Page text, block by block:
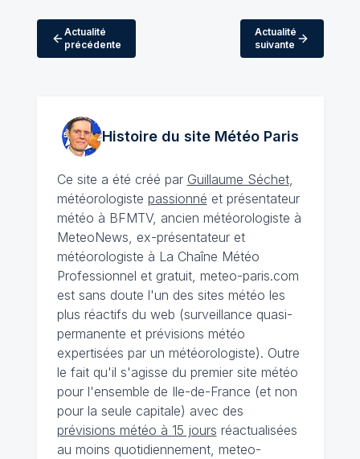
Actualité
précédente
Actualité
suivante
Histoire du site MétéoParis
Ce site a été créé par Guillaume Séchet,
météorologiste passionné et présentateur
météo à BFMTV, ancien météorologiste à
MeteoNews, ex-présentateur et
météorologiste à La Chaîne Météo
Professionnel et gratuit, meteo-paris.com
est sans doute l'un des sites météo les
plus réactifs du web (surveillance quasi-
permanente et prévisions météo
expertisées par un météorologiste). Outre
le fait qu'il s'agisse du premier site météo
pour l'ensemble de Ile-de-France (et non
pour la seule capitale) avec des
prévisions météo à 15 jours réactualisées
au moins quotidiennement, meteo-